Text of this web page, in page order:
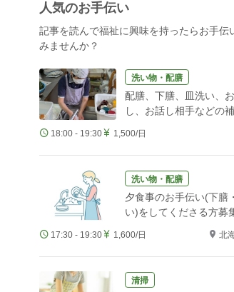
人気のお手伝い
記事を読んで福祉に興味を持ったらお手伝
みませんか？
洗い物・配膳
配膳、下膳、皿洗い、
し、お話し相手などの補
18:00 - 19:30 1,500/日
洗い物・配膳
夕食事のお手伝い(下膳
い)をしてくださる方募
17:30 - 19:30 1,600/日 北
清掃